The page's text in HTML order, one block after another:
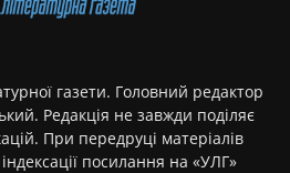
газети. Головний редактор
Редакція не завжди поділяє
При передруці матеріалів
посилання на «УЛГ»